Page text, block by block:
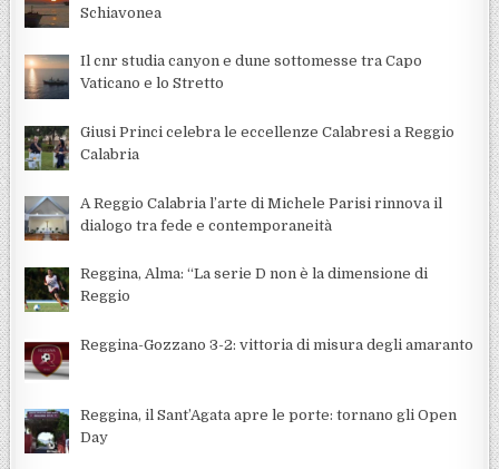
Schiavonea
Il cnr studia canyon e dune sottomesse tra Capo
Vaticano e lo Stretto
Giusi Princi celebra le eccellenze Calabresi a Reggio
Calabria
A Reggio Calabria l’arte di Michele Parisi rinnova il
dialogo tra fede e contemporaneità
Reggina, Alma: “La serie D non è la dimensione di
Reggio
Reggina-Gozzano 3-2: vittoria di misura degli amaranto
Reggina, il Sant’Agata apre le porte: tornano gli Open
Day